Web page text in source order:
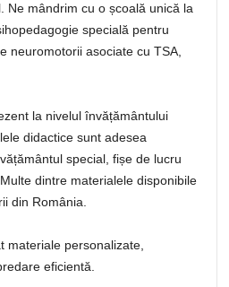
mândrim cu o școală unică la
specială pentru
neuromotorii asociate cu TSA,
la nivelul învățământului
didactice sunt adesea
special, fișe de lucru
dintre materialele disponibile
din România.
materiale personalizate,
eficientă.